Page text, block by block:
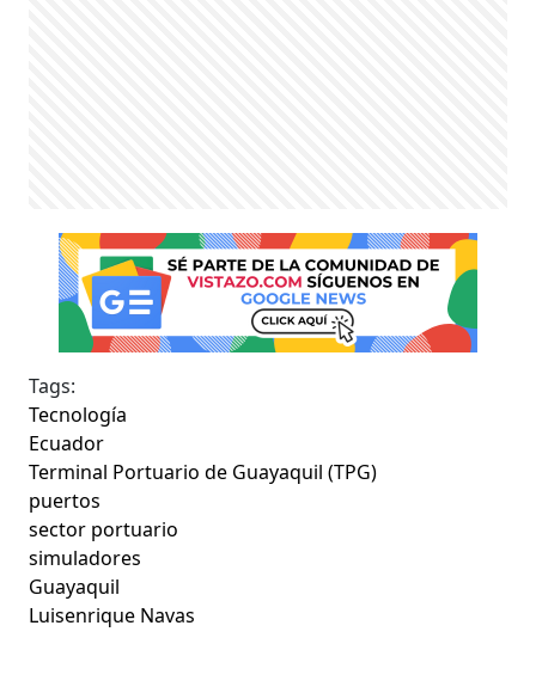
Tags:
Tecnología
Ecuador
Terminal Portuario de Guayaquil (TPG)
puertos
sector portuario
simuladores
Guayaquil
Luisenrique Navas